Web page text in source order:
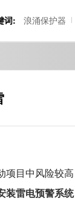
词: 浪涌保护器
项目中风险较高
装雷电预警系统